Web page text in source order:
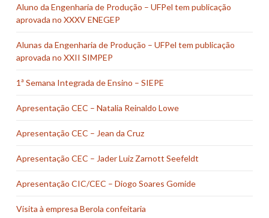
Aluno da Engenharia de Produção – UFPel tem publicação
aprovada no XXXV ENEGEP
Alunas da Engenharia de Produção – UFPel tem publicação
aprovada no XXII SIMPEP
1ª Semana Integrada de Ensino – SIEPE
Apresentação CEC – Natalia Reinaldo Lowe
Apresentação CEC – Jean da Cruz
Apresentação CEC – Jader Luiz Zarnott Seefeldt
Apresentação CIC/CEC – Diogo Soares Gomide
Visita à empresa Berola confeitaria